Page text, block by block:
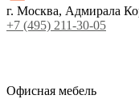
г. Москва, Адмирала
+7 (495) 211-30-05
Офисная мебель